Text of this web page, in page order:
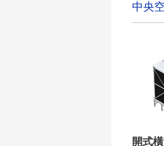
中央
開式